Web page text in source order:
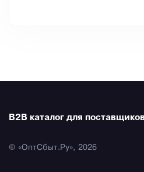
B2B каталог для
© «ОптСбыт.Ру», 2026